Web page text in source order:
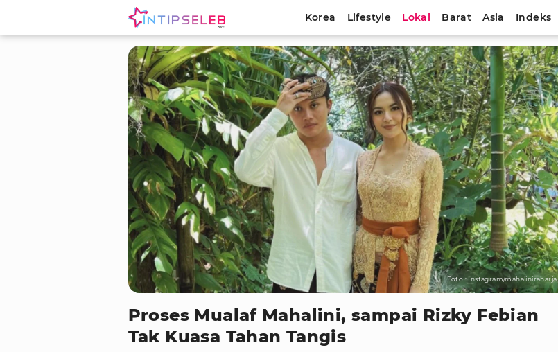
Korea Lifestyle Lokal Barat Asia Indeks
Foto : Instagram/mahaliniraharja
Proses Mualaf Mahalini, sampai Rizky Febian
Tak Kuasa Tahan Tangis